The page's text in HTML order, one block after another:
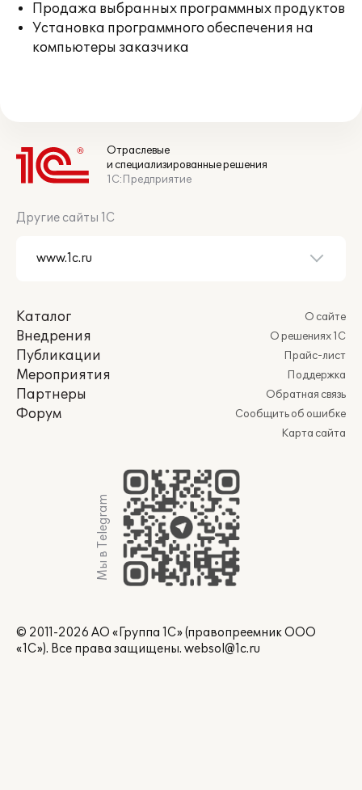
Продажа выбранных программных продуктов
Установка программного обеспечения на
компьютеры заказчика
Отраслевые
и специализированные решения
1С:Предприятие
Другие сайты 1С
Каталог
Внедрения
Публикации
Мероприятия
Партнеры
Форум
О сайте
О решениях 1С
Прайс-лист
Поддержка
Обратная связь
Сообщить об ошибке
Карта сайта
Мы в Telegram
© 2011-2026 АО «Группа 1С» (правопреемник ООО
«1С»). Все права защищены. websol@1c.ru